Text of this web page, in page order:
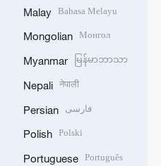
Malay Bahasa Melayu
Mongolian Монгол
Myanmar မြန်မာဘာသာ
Nepali नेपाली
Persian فارسی
Polish Polski
Portuguese Português